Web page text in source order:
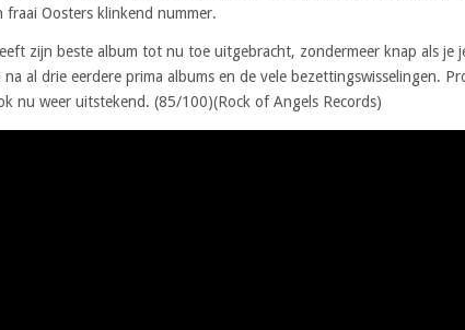
fraai Oosters klinkend nummer.
zijn beste album tot nu toe uitgebracht, zondermeer knap als je
al drie eerdere prima albums en de vele bezettingswisselingen.
nu weer uitstekend. (85/100)(Rock of Angels Records)